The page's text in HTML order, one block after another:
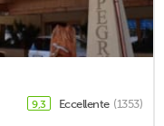
9,3 Eccellente (1353)